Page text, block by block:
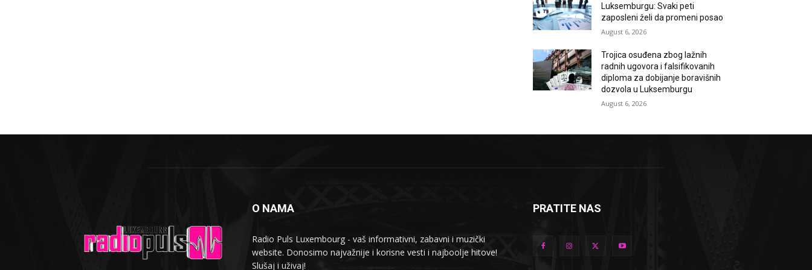
Luksemburgu: Svaki peti
zaposleni želi da promeni posao
August 6, 2026
Trojica osuđena zbog lažnih
radnih ugovora i falsifikovanih
diploma za dobijanje boravišnih
dozvola u Luksemburgu
August 6, 2026
O NAMA
Radio Puls Luxembourg - vaš informativni, zabavni i muzički
website. Donosimo najvažnije i korisne vesti i najboolje hitove!
Slušaj i uživaj!
PRATITE NAS